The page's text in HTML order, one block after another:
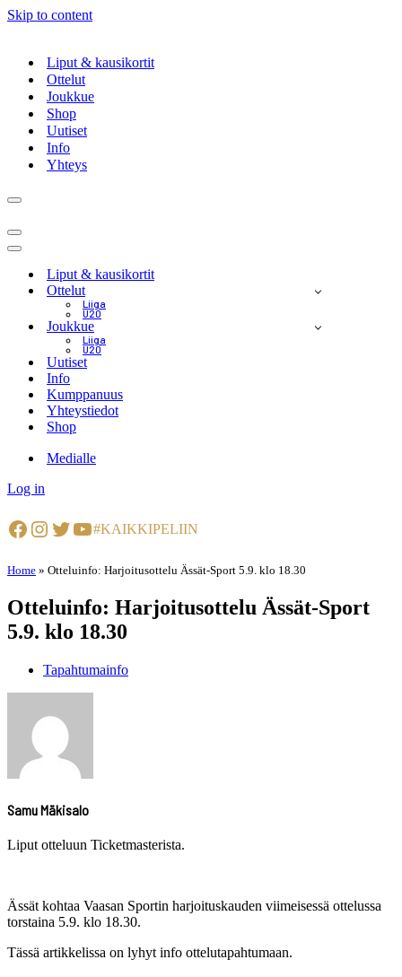
Skip to content
Liput & kausikortit
Ottelut
Joukkue
Shop
Uutiset
Info
Yhteys
Navigation
Navigation
Menu
Navigation
Liput & kausikortit
Ottelut
Liiga
U20
Joukkue
Liiga
U20
Uutiset
Info
Kumppanuus
Yhteystiedot
Shop
Medialle
Log in
Facebook
Instagram
Twitter
YouTube
#KAIKKIPELIIN
Home » Otteluinfo: Harjoitusottelu Ässät-Sport 5.9. klo 18.30
Otteluinfo: Harjoitusottelu Ässät-Sport
5.9. klo 18.30
Tapahtumainfo
Samu Mäkisalo
Liput otteluun Ticketmasterista.
Ässät kohtaa Vaasan Sportin harjoituskauden viimeisessä ottelussa
torstaina 5.9. klo 18.30.
Tässä artikkelissa on lyhyt info ottelutapahtumaan.